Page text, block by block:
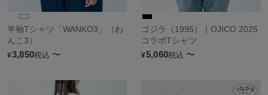
半袖Tシャツ「WANKO3」（わ
んこ3）
¥3,850税込 〜
ゴジラ（1995）｜OJICO 2025
コラボTシャツ
¥5,060税込 〜